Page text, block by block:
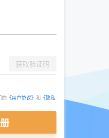
获取验证码
的 《用户协议》 和 《隐私